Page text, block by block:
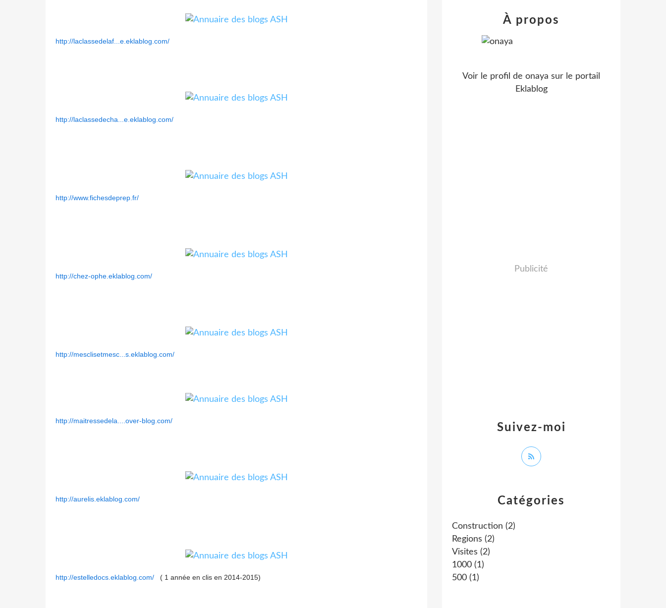
http://laclassedelaf...e.eklablog.com/
http://laclassedecha...e.eklablog.com/
http://www.fichesdeprep.fr/
http://chez-ophe.eklablog.com/
http://mesclisetmesc...s.eklablog.com/
http://maitressedela....over-blog.com/
http://aurelis.eklablog.com/
http://estelledocs.eklablog.com/ ( 1 année en clis en 2014-2015)
Catégories
Construction (2)
Regions (2)
Visites (2)
1000 (1)
500 (1)
Suivez-moi
À propos
Voir le profil de onaya sur le portail
Eklablog
Publicité